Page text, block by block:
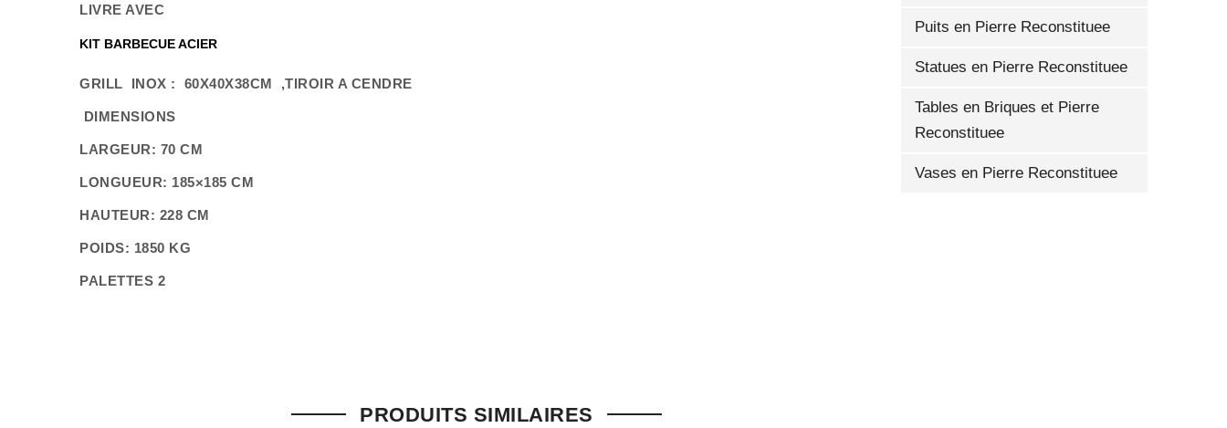
LIVRE AVEC
KIT BARBECUE ACIER
GRILL INOX : 60X40X38CM ,TIROIR A CENDRE
DIMENSIONS
LARGEUR: 70 CM
LONGUEUR: 185×185 CM
HAUTEUR: 228 CM
POIDS: 1850 KG
PALETTES 2
PRODUITS SIMILAIRES
Puits en Pierre Reconstituee
Statues en Pierre Reconstituee
Tables en Briques et Pierre
Reconstituee
Vases en Pierre Reconstituee